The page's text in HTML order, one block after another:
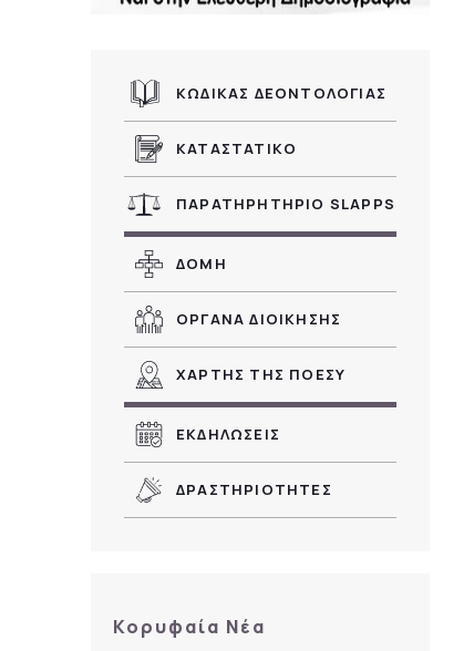
ΚΩΔΙΚΑΣ ΔΕΟΝΤΟΛΟΓΙΑΣ
ΚΑΤΑΣΤΑΤΙΚΟ
ΠΑΡΑΤΗΡΗΤΗΡΙΟ SLAPPS
ΔΟΜΗ
ΟΡΓΑΝΑ ΔΙΟΙΚΗΣΗΣ
ΧΑΡΤΗΣ ΤΗΣ ΠΟΕΣΥ
ΕΚΔΗΛΩΣΕΙΣ
ΔΡΑΣΤΗΡΙΟΤΗΤΕΣ
Κορυφαία Νέα